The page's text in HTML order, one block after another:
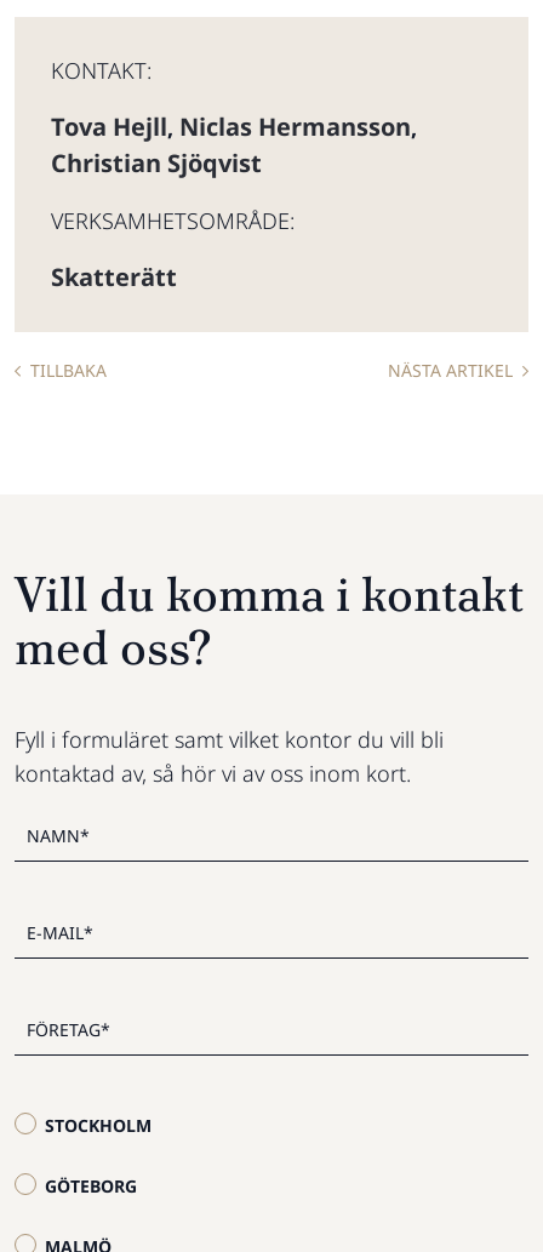
KONTAKT:
Tova Hejll, Niclas Hermansson,
Christian Sjöqvist
VERKSAMHETSOMRÅDE:
Skatterätt
TILLBAKA NÄSTA ARTIKEL
STOCKHOLM
GÖTEBORG
MALMÖ
Vill du komma i kontakt
med oss?
Fyll i formuläret samt vilket kontor du vill bli
kontaktad av, så hör vi av oss inom kort.